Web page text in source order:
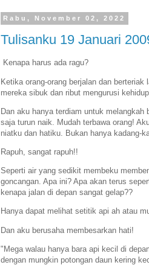
Rabu, November 02, 2022
Tulisanku 19 Januari
Kenapa harus ada ragu?
Ketika orang-orang berjalan dan
mereka sibuk dan ribut mengurusi
Dan aku hanya terdiam untuk
saja turun naik. Mudah terbawa orang!
niatku dan hatiku. Bukan hanya kadang-
Rapuh, sangat rapuh!!
Seperti air yang sedikit membeku
goncangan. Apa ini? Apa akan terus
kenapa jalan di depan sangat gelap??
Hanya dapat melihat setitik api ah atau
Dan aku berusaha membesarkan hati!
"Mega walau hanya bara api kecil di
dengan mungkin potongan daun kering